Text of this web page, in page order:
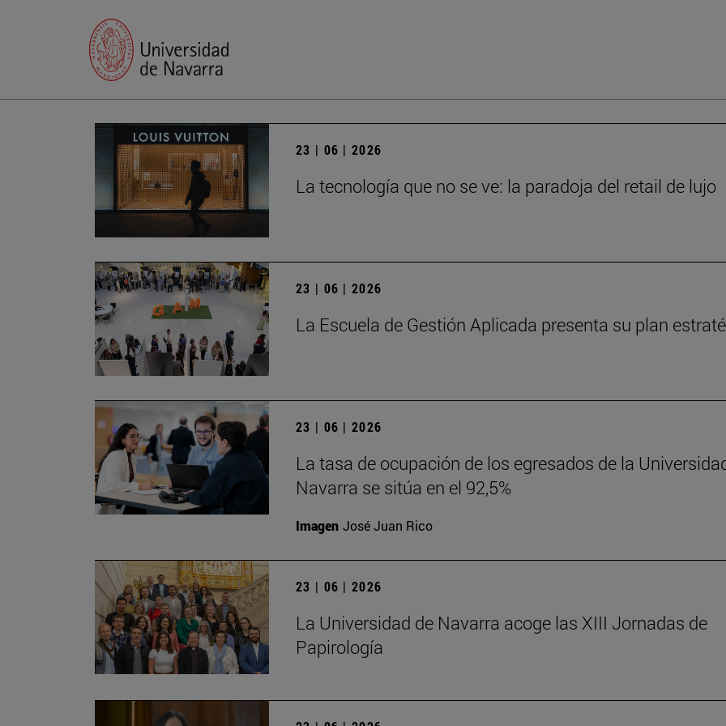
23 | 06 | 2026
La tecnología que no se ve: la paradoja del retail de lujo
23 | 06 | 2026
La Escuela de Gestión Aplicada presenta su plan
23 | 06 | 2026
La tasa de ocupación de los egresados de la
Navarra se sitúa en el 92,5%
Imagen José Juan Rico
23 | 06 | 2026
La Universidad de Navarra acoge las XIII Jornadas de
Papirología